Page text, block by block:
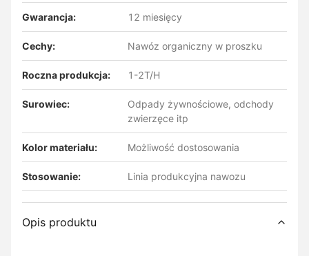
Gwarancja: 12 miesięcy
Cechy: Nawóz organiczny w proszku
Roczna produkcja: 1-2T/H
Surowiec:
Odpady żywnościowe, odchody
zwierzęce itp
Kolor materiału: Możliwość dostosowania
Stosowanie: Linia produkcyjna nawozu
Opis produktu